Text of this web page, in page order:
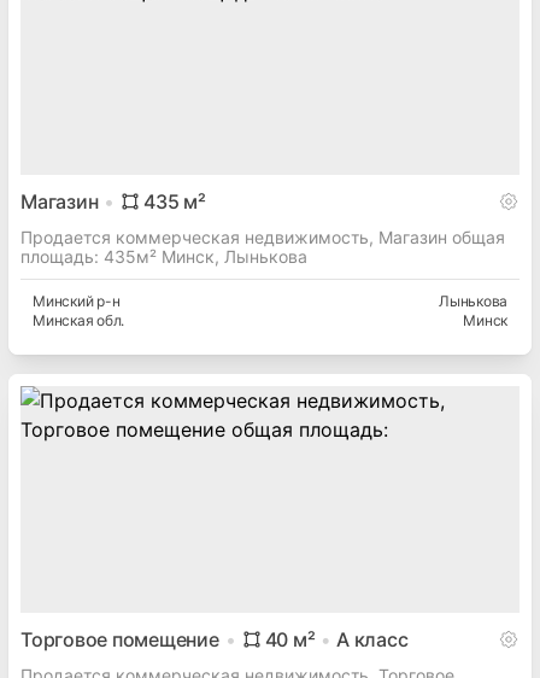
Магазин 435 м²
Продается коммерческая недвижимость, Магазин общая
площадь: 435м² Минск, Лынькова
Минскийр-н
Минская обл.
Лынькова
Минск
Торговое помещение 40 м² Aкласс